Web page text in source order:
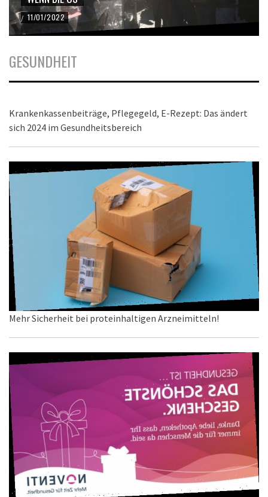
/ 11/01/2022
GESUNDHEIT
Krankenkassenbeiträge, Pflegegeld, E-Rezept: Das ändert
sich 2024 im Gesundheitsbereich
Mehr Sicherheit bei proteinhaltigen Arzneimitteln!